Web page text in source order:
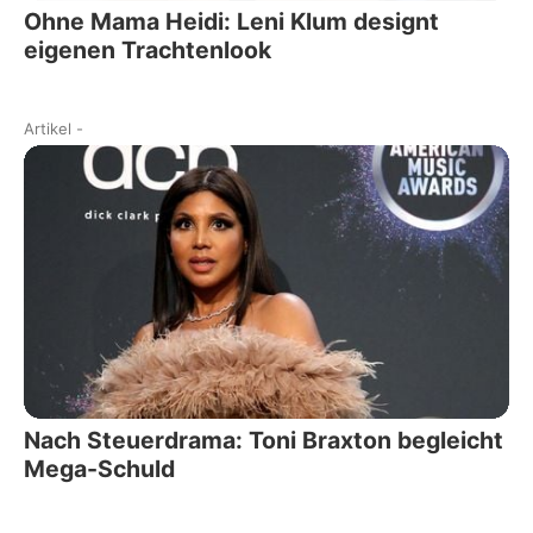
Ohne Mama Heidi: Leni Klum designt
eigenen Trachtenlook
Artikel -
Nach Steuerdrama: Toni Braxton begleicht
Mega-Schuld